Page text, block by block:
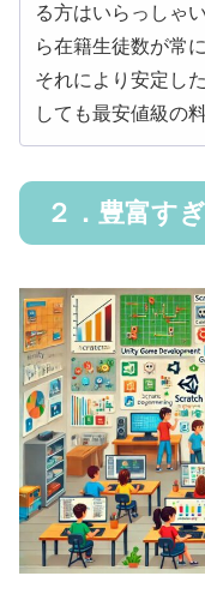
る方はいらっしゃ
ら在籍生徒数が常
それにより安定し
しても最安値級の
２．豊富す